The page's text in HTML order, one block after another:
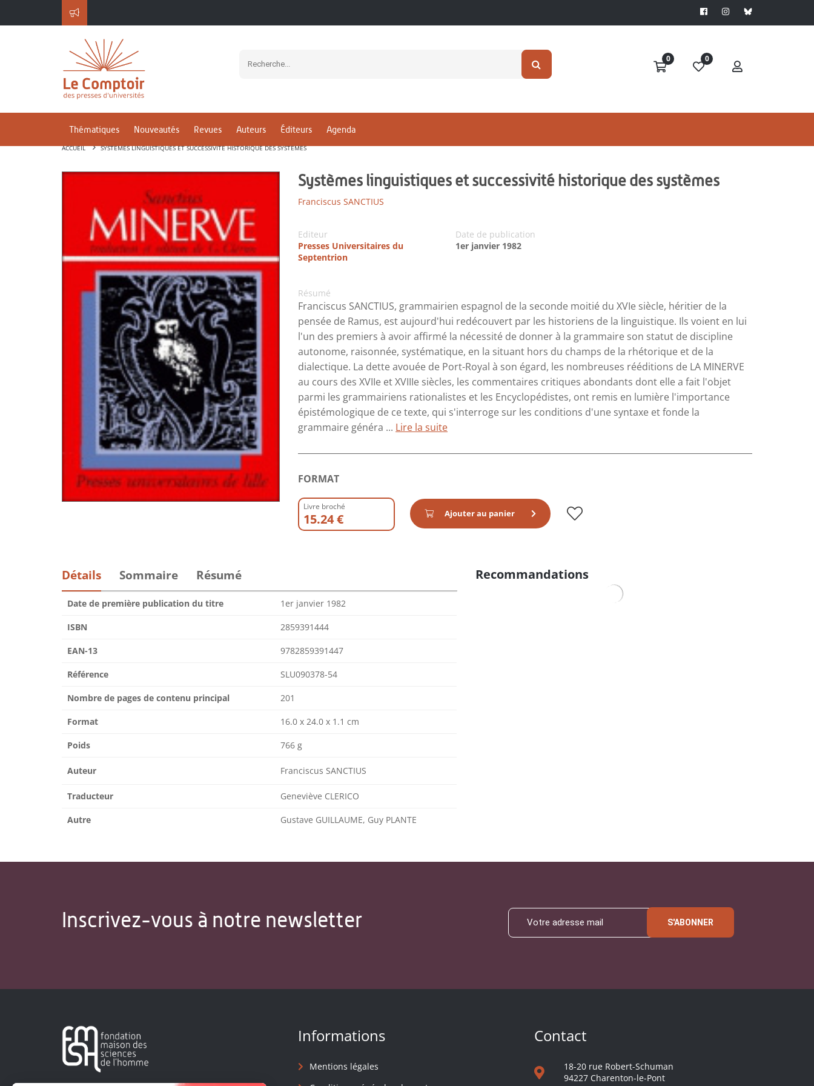
0 0
Thématiques Nouveautés Revues Auteurs Éditeurs Agenda
ACCUEIL SYSTÈMES LINGUISTIQUES ET SUCCESSIVITÉ HISTORIQUE DES SYSTÈMES
Systèmes linguistiques et successivité historique des systèmes
Franciscus SANCTIUS
Editeur
Presses Universitaires du
Septentrion
Date de publication
1er janvier 1982
Résumé
Franciscus SANCTIUS, grammairien espagnol de la seconde moitié du XVIe siècle, héritier de la
pensée de Ramus, est aujourd'hui redécouvert par les historiens de la linguistique. Ils voient en lui
l'un des premiers à avoir affirmé la nécessité de donner à la grammaire son statut de discipline
autonome, raisonnée, systématique, en la situant hors du champs de la rhétorique et de la
dialectique. La dette avouée de Port-Royal à son égard, les nombreuses rééditions de LA MINERVE
au cours des XVIIe et XVIIIe siècles, les commentaires critiques abondants dont elle a fait l'objet
parmi les grammairiens rationalistes et les Encyclopédistes, ont remis en lumière l'importance
épistémologique de ce texte, qui s'interroge sur les conditions d'une syntaxe et fonde la
grammaire généra ... Lire la suite
FORMAT
Livre broché
15.24 € Ajouter au panier
Détails Sommaire Résumé
Date de première publication du titre 1er janvier 1982
ISBN 2859391444
EAN-13 9782859391447
Référence SLU090378-54
Nombre de pages de contenu principal 201
Format 16.0 x 24.0 x 1.1 cm
Poids 766 g
Auteur Franciscus SANCTIUS
Traducteur Geneviève CLERICO
Autre Gustave GUILLAUME, Guy PLANTE
Recommandations
Inscrivez-vous à notre newsletter S'ABONNER
Informations
Mentions légales
Contact
18-20 rue Robert-Schuman
94227 Charenton-le-Pont